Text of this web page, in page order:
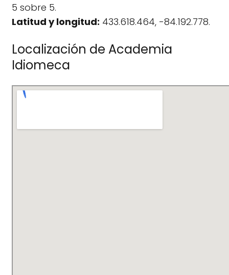
5 sobre 5.
Latitud y longitud: 433.618.464, -84.192.778.
Localización de Academia
Idiomeca